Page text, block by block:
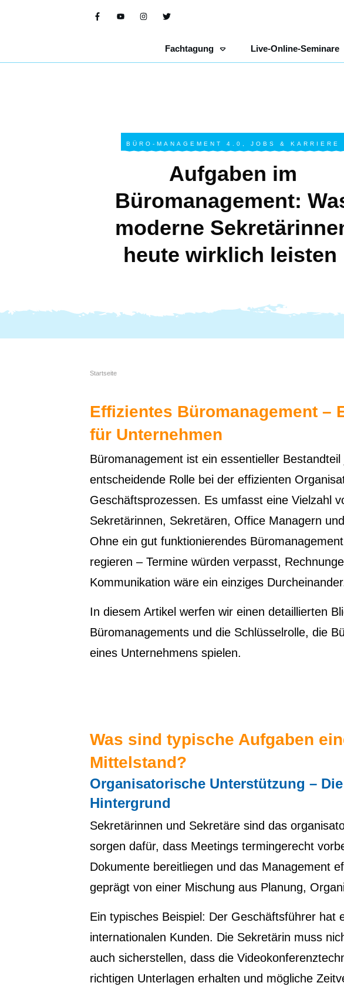
Fachtagung Live-Online-Seminare
BÜRO-MANAGEMENT 4.0 JOBS & KARRIERE
Aufgaben im
Büromanagement:
moderne
heute wirklich leisten
Startseite
Effizientes Büromanagement –
für Unternehmen
Büromanagement ist ein essentieller
entscheidende Rolle bei der effizienten
Geschäftsprozessen. Es umfasst eine Vielzahl
Sekretärinnen, Sekretären, Office Managern
Ohne ein gut funktionierendes
regieren – Termine würden verpasst,
Kommunikation wäre ein einziges
In diesem Artikel werfen wir einen detaillierten
Büromanagements und die Schlüsselrolle, die
eines Unternehmens spielen.
Was sind typische Aufgaben
Mittelstand?
Organisatorische Unterstützung –
Hintergrund
Sekretärinnen und Sekretäre sind das
sorgen dafür, dass Meetings termingerecht
Dokumente bereitliegen und das Management
geprägt von einer Mischung aus Planung,
Ein typisches Beispiel: Der Geschäftsführer hat
internationalen Kunden. Die Sekretärin muss
auch sicherstellen, dass die
richtigen Unterlagen erhalten und mögliche